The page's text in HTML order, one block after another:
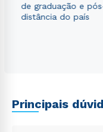
de graduação e
distância do país
Principais